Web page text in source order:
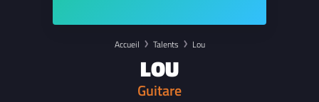
Accueil Talents Lou
LOU
Guitare